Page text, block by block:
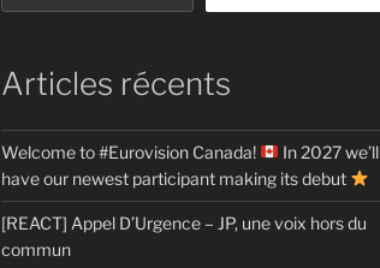
Articles récents
Welcome to #Eurovision Canada!
In 2027 we’ll
have our newest participant making its debut
[REACT] Appel D’Urgence – JP, une voix hors du
commun